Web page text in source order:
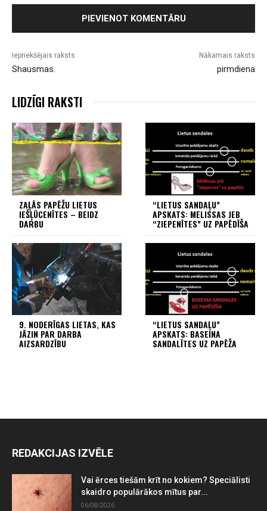
Iepriekšējais raksts
Shausmas.
Nākamais raksts
pirmdiena
LIDZĪGI RAKSTI
ZAĻĀS PAPĒŽU LIETUS
IEŠĻŪCENĪTES – BEIDZ
DARBU
“LIETUS SANDAĻU”
APSKATS: MELISSAS JEB
“ZIEPENĪTES” UZ PAPĒDĪŠA
9. NODERĪGAS LIETAS, KAS
JĀZIN PAR DARBA
AIZSARDZĪBU
“LIETUS SANDAĻU”
APSKATS: BASEINA
SANDALĪTES UZ PAPĒŽA
REDAKCIJAS IZVĒLE
Vai ērces tiešām krīt no kokiem? Speciālisti
skaidro populārākos mītus par...
06/08/2026